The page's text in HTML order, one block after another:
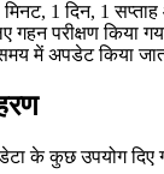
1 दिन, 1
परीक्षण किया
में अपडेट किया
के कुछ उपयोग दिए